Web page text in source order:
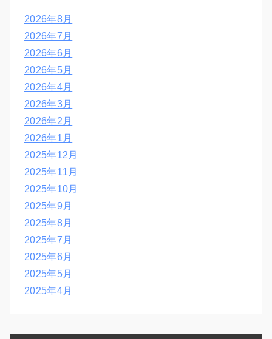
2026年8月
2026年7月
2026年6月
2026年5月
2026年4月
2026年3月
2026年2月
2026年1月
2025年12月
2025年11月
2025年10月
2025年9月
2025年8月
2025年7月
2025年6月
2025年5月
2025年4月